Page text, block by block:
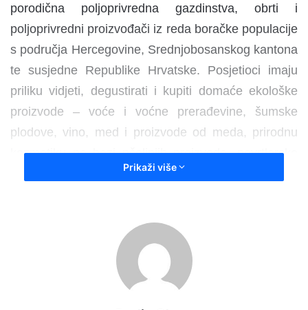
porodična poljoprivredna gazdinstva, obrti i
poljoprivredni proizvođači iz reda boračke populacije
s područja Hercegovine, Srednjobosanskog kantona
te susjedne Republike Hrvatske. Posjetioci imaju
priliku vidjeti, degustirati i kupiti domaće ekološke
proizvode – voće i voćne prerađevine, šumske
plodove, vino, med i proizvode od meda, prirodnu
kozmetiku na bazi pčelinjih proizvoda, povrtlarske
kulture i njihove prerađevine, ljekovito bilje,
Promocija boračkih zadruga i drugih modela
socijalne uključenosti i afirmacije pripadnika boračke
populacije predstavlja dobru priliku za predstavljanje
njihovih privrednih potencijala, poslovno povezivanje
Prikaži više